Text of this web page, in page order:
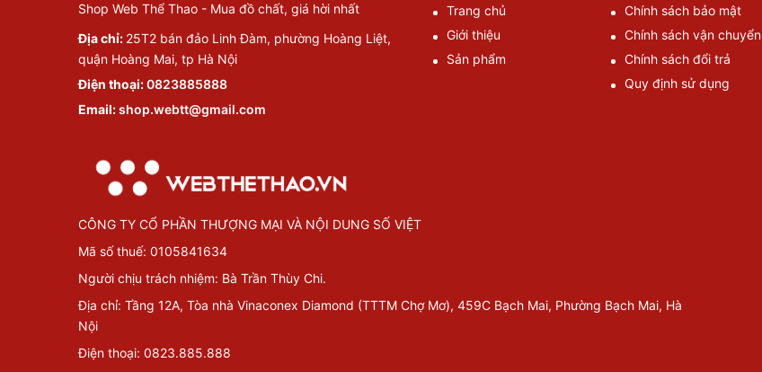
Shop Web Thể Thao - Mua đồ chất, giá hời nhất
Địa chỉ: 25T2 bán đảo Linh Đàm, phường Hoàng Liệt,
quận Hoàng Mai, tp Hà Nội
Điện thoại:0823885888
Email:shop.webtt@gmail.com
Trang chủ
Giới thiệu
Sản phẩm
Chính sách bảo mật
Chính sách vận chuyển
Chính sách đổi trả
Quy định sử dụng
CÔNG TY CỔ PHẦN THƯỢNG MẠI VÀ NỘI DUNG SỐ VIỆT
Mã số thuế: 0105841634
Người chịu trách nhiệm: Bà Trần Thùy Chi.
Địa chỉ: Tầng 12A, Tòa nhà Vinaconex Diamond (TTTM Chợ Mơ), 459C Bạch Mai, Phường Bạch Mai, Hà
Nội
Điện thoại: 0823.885.888